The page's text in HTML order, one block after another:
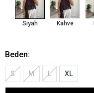
Siyah Kahve
Beden:
S M L XL